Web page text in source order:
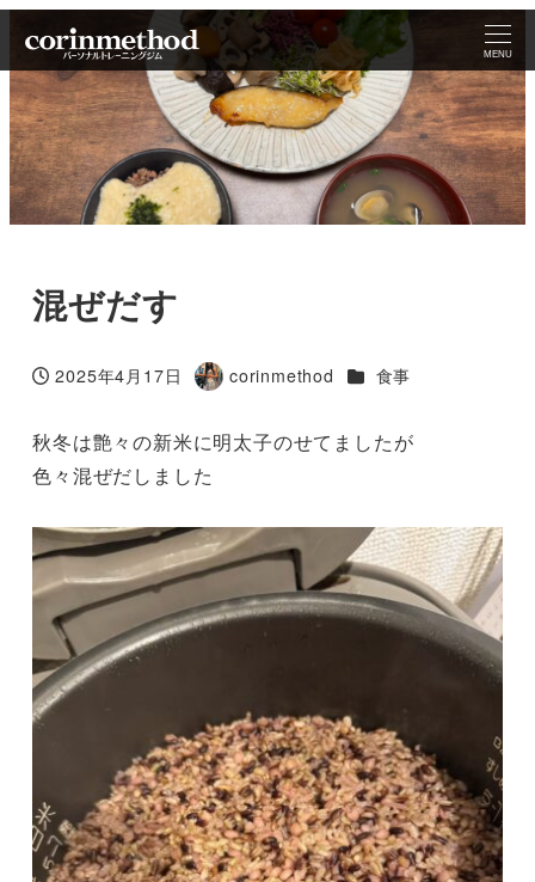
MENU
混ぜだす
投稿日
2025年4月17日
著
corinmethod カテゴリー
食事
秋冬は艶々の新米に明太子のせてましたが
色々混ぜだしました